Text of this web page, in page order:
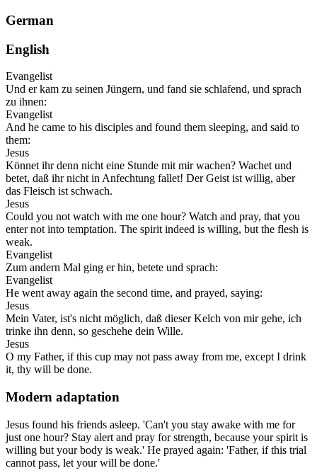
German
English
Evangelist
Und er kam zu seinen Jüngern, und fand sie schlafend, und sprach
zu ihnen:
Evangelist
And he came to his disciples and found them sleeping, and said to
them:
Jesus
Könnet ihr denn nicht eine Stunde mit mir wachen? Wachet und
betet, daß ihr nicht in Anfechtung fallet! Der Geist ist willig, aber
das Fleisch ist schwach.
Jesus
Could you not watch with me one hour? Watch and pray, that you
enter not into temptation. The spirit indeed is willing, but the flesh is
weak.
Evangelist
Zum andern Mal ging er hin, betete und sprach:
Evangelist
He went away again the second time, and prayed, saying:
Jesus
Mein Vater, ist's nicht möglich, daß dieser Kelch von mir gehe, ich
trinke ihn denn, so geschehe dein Wille.
Jesus
O my Father, if this cup may not pass away from me, except I drink
it, thy will be done.
Modern adaptation
Jesus found his friends asleep. 'Can't you stay awake with me for
just one hour? Stay alert and pray for strength, because your spirit is
willing but your body is weak.' He prayed again: 'Father, if this trial
cannot pass, let your will be done.'